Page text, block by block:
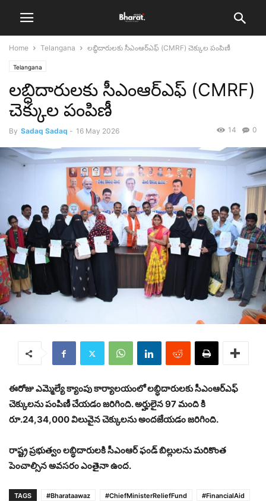
Home Telangana లబ్ధిదారులకు సీఎంఆర్ఎఫ్ (CMRF) చెక్కుల పంపిణీ
Telangana
లబ్ధిదారులకు సీఎంఆర్ఎఫ్ (CMRF)
చెక్కుల పంపిణీ
By Sadaq Sadaq - 16 May 2026 0
14
ఈరోజు ఎమ్మెల్యే క్యాంపు కార్యాలయంలో లబ్ధిదారులకు సీఎంఆర్ఎఫ్
చెక్కులను పంపిణీ చేయడం జరిగింది. అర్హులైన 97 మంది కి
రూ.24,34,000 విలువైన చెక్కులను అందజేయడం జరిగింది.
రాష్ట్ర ప్రభుత్వం లబ్ధిదారులకి సీఎంఆర్ ఫండ్ బిల్లులను మరికొంత
పెంచాల్సిన అవసరం ఎంతైనా ఉంద.
TAGS #Bharataawaz #ChiefMinisterReliefFund
#FinancialAid